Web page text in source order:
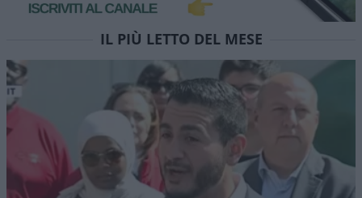
IL PIÙ LETTO DEL MESE